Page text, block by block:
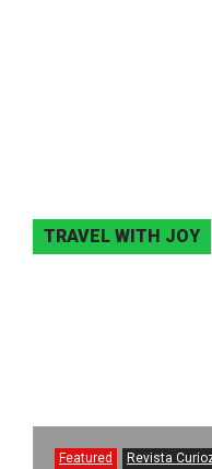
TRAVEL WITH JOY
Featured Revista